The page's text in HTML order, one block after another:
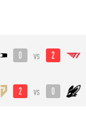
0 vs 2
2 vs 0